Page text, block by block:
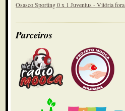
Osasco Sporting 0 x 1 Juventus - Vitória fora
Parceiros